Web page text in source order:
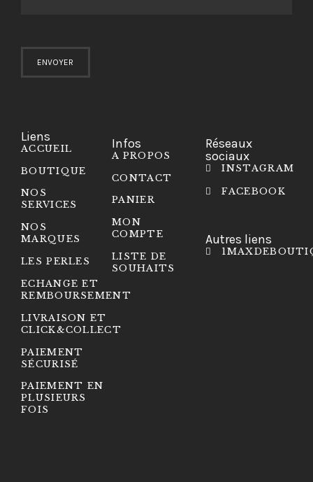
Liens
ACCUEIL
BOUTIQUE
NOS
SERVICES
NOS
MARQUES
LES PERLES
ECHANGE ET
REMBOURSEMENT
LIVRAISON ET
CLICK&COLLECT
PAIEMENT
SÉCURISÉ
PAIEMENT EN
PLUSIEURS
FOIS
Infos
A PROPOS
CONTACT
PANIER
MON
COMPTE
LISTE DE
SOUHAITS
Réseaux
sociaux
INSTAGRAM
FACEBOOK
Autres liens